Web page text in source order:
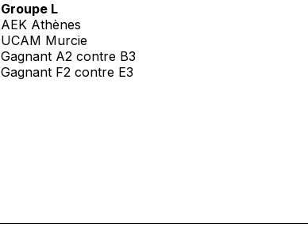
Groupe L
AEK Athènes
UCAM Murcie
Gagnant A2 contre B3
Gagnant F2 contre E3